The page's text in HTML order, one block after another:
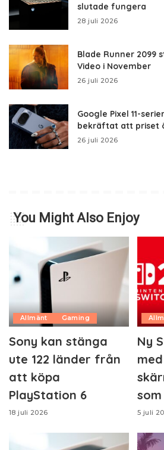
slutade fungera
28 juli 2026
Blade Runner 2099
Video i November
26 juli 2026
Google Pixel 11-
bekräftat att priset
26 juli 2026
You Might Also Enjoy
Allmänt Gaming
Sony kan stänga
ute 122 länder från
att köpa
PlayStation 6
18 juli 2026
Ny
5 juli